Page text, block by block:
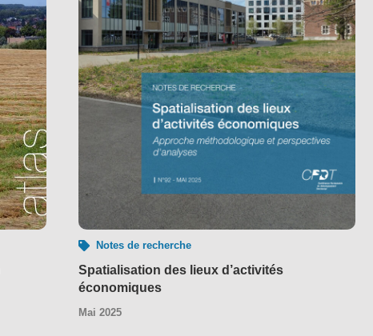
Notes de recherche
Spatialisation des lieux d’activités
économiques
Mai 2025